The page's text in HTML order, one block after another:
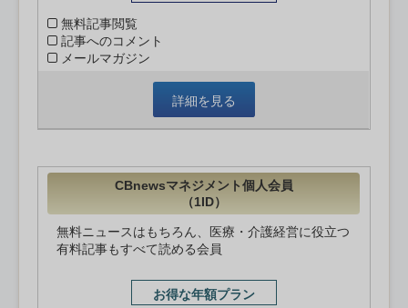
無料記事閲覧
記事へのコメント
メールマガジン
詳細を見る
CBnewsマネジメント個人会員
（1ID）
無料ニュースはもちろん、医療・介護経営に役立つ
有料記事もすべて読める会員
お得な年額プラン